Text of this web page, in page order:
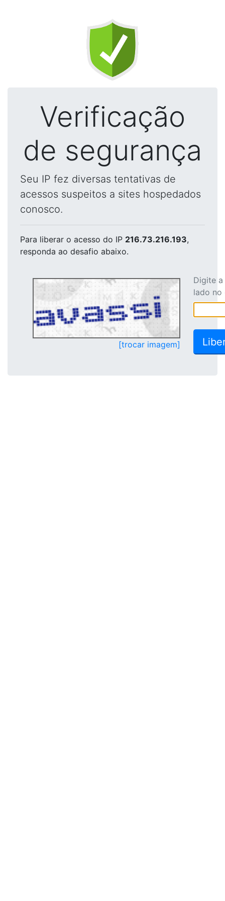
Verificação
de segurança
Seu IP fez diversas tentativas de
acessos suspeitos a sites hospedados
conosco.
Para liberar o acesso do IP 216.73.216.193,
responda ao desafio abaixo.
[trocar imagem]
Digite
lado no